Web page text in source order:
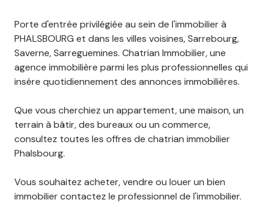
Porte d'entrée privilégiée au sein de l'immobilier à
PHALSBOURG et dans les villes voisines, Sarrebourg,
Saverne, Sarreguemines. Chatrian Immobilier, une
agence immobilière parmi les plus professionnelles qui
insére quotidiennement des annonces immobilières.
Que vous cherchiez un appartement, une maison, un
terrain à bâtir, des bureaux ou un commerce,
consultez toutes les offres de chatrian immobilier
Phalsbourg.
Vous souhaitez acheter, vendre ou louer un bien
immobilier contactez le professionnel de l'immobilier.